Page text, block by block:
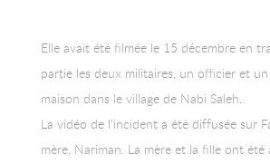
Elle avait été filmée le 15 décembre en
partie les deux militaires, un officier et
maison dans le village de Nabi Saleh.
La vidéo de l’incident a été diffusée sur
mère, Nariman. La mère et la fille ont été